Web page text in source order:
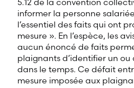
5.12 de la convention
informer la personne
l’essentiel des faits qui ont
mesure ». En l’espèce, les
aucun énoncé de faits
plaignants d’identifier un ou
dans le temps. Ce défait
mesure imposée aux